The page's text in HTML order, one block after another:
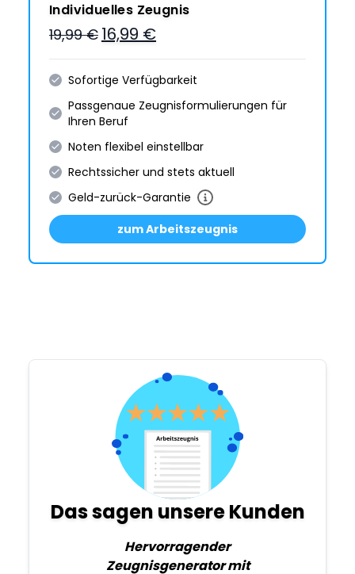
Individuelles Zeugnis
19,99 € 16,99 €
Sofortige Verfügbarkeit
Passgenaue Zeugnis­formulie­rungen für
Ihren Beruf
Noten flexibel einstellbar
Rechtssicher und stets aktuell
Geld-zurück-Garantie
zum Arbeitszeugnis
Das sagen unsere Kunden
Hervorragender
Zeugnisgenerator mit